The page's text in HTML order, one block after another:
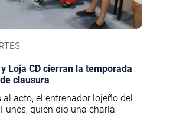
Loja CD cierran la temporada
clausura
acto, el entrenador lojeño del
quien dio una charla